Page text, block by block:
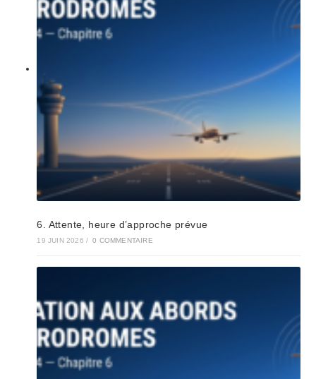
6. Attente, heure d’approche prévue
19 JUIN 2026 / 0 COMMENTAIRE